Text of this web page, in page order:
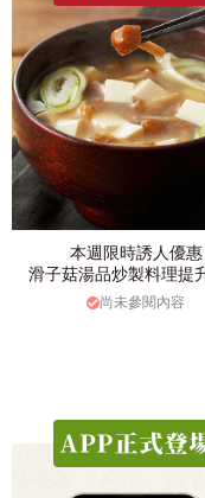
本週限時誘人優惠
滑子菇湯品炒製料理提
尚未參閱內容